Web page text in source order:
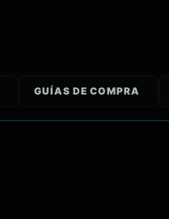
GUÍAS DE COMPRA